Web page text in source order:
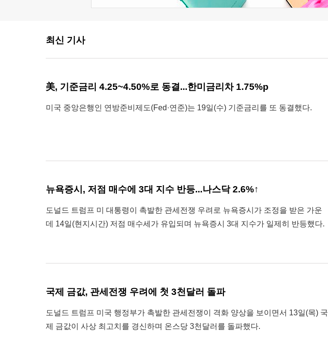
최신 기사
美, 기준금리 4.25~4.50%로 동결...한미금리차 1.75%p
미국 중앙은행인 연방준비제도(Fed·연준)는 19일(수) 기준금리를 또 동결했다.
뉴욕증시, 저점 매수에 3대 지수 반등...나스닥 2.6%↑
도널드 트럼프 미 대통령이 촉발한 관세전쟁 우려로 뉴욕증시가 조정을 받은 가운
데 14일(현지시간) 저점 매수세가 유입되며 뉴욕증시 3대 지수가 일제히 반등했다.
국제 금값, 관세전쟁 우려에 첫 3천달러 돌파
도널드 트럼프 미국 행정부가 촉발한 관세전쟁이 격화 양상을 보이면서 13일(목) 국
제 금값이 사상 최고치를 경신하며 온스당 3천달러를 돌파했다.